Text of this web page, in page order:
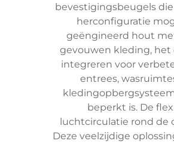
bevestigingsbeugels
herconfiguratie
geëngineerd hout
gevouwen kleding, het
integreren voor
entrees,
beperkt is. De
luchtcirculatie rond de
Deze veelzijdige